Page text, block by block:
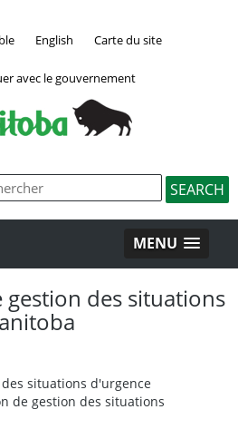
English Carte du site
avec le gouvernement
MENU
des situations
situations d'urgence
de gestion des situations